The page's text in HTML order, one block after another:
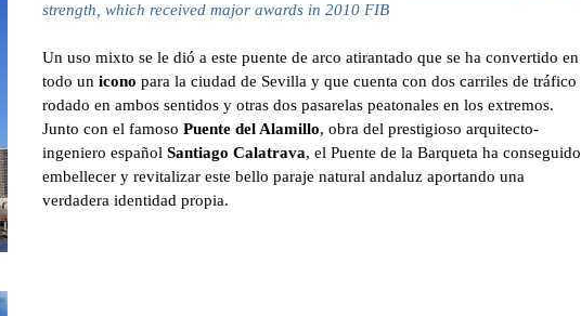
strength, which received major awards in 2010 FIB
Un uso mixto se le dió a este puente de arco atirantado que se ha convertido en
todo un icono para la ciudad de Sevilla y que cuenta con dos carriles de tráfico
rodado en ambos sentidos y otras dos pasarelas peatonales en los extremos.
Junto con el famoso Puente del Alamillo, obra del prestigioso arquitecto-
ingeniero español Santiago Calatrava, el Puente de la Barqueta ha conseguido
embellecer y revitalizar este bello paraje natural andaluz aportando una
verdadera identidad propia.